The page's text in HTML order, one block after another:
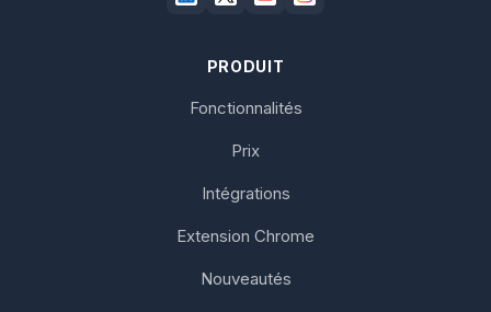
PRODUIT
Fonctionnalités
Prix
Intégrations
Extension Chrome
Nouveautés